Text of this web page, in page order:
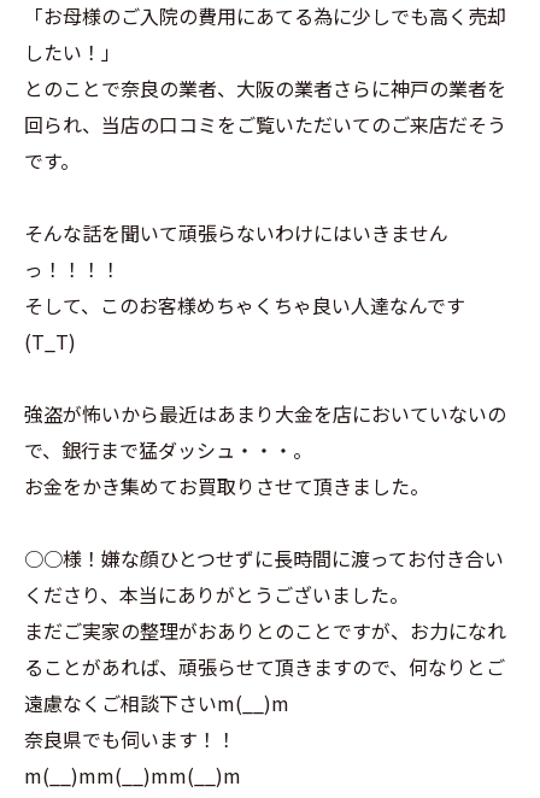
「お母様のご入院の費用にあてる為に少しでも高く売却
したい！」
とのことで奈良の業者、大阪の業者さらに神戸の業者を
回られ、当店の口コミをご覧いただいてのご来店だそう
です。
そんな話を聞いて頑張らないわけにはいきません
っ！！！！
そして、このお客様めちゃくちゃ良い人達なんです
(T_T)
強盗が怖いから最近はあまり大金を店においていないの
で、銀行まで猛ダッシュ・・・。
お金をかき集めてお買取りさせて頂きました。
○○様！嫌な顔ひとつせずに長時間に渡ってお付き合い
くださり、本当にありがとうございました。
まだご実家の整理がおありとのことですが、お力になれ
ることがあれば、頑張らせて頂きますので、何なりとご
遠慮なくご相談下さいm(__)m
奈良県でも伺います！！
m(__)mm(__)mm(__)m